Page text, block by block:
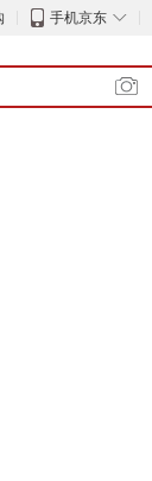
◇
手机京东